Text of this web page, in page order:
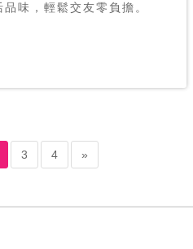
味，輕鬆交友零負擔。
3 4 »